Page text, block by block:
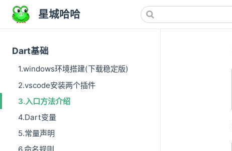
星城哈哈
Dart基础
1.windows环境搭建(下载稳定版)
2.vscode安装两个插件
3.入口方法介绍
4.Dart变量
5.常量声明